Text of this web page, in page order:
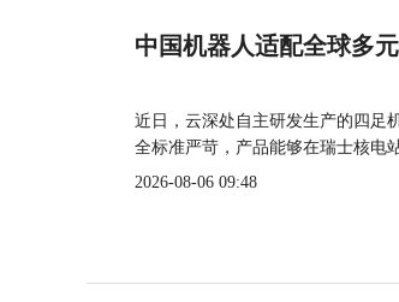
中国机器人适配全球多
近日，云深处自主研发生产的四足
全标准严苛，产品能够在瑞士核电
2026-08-06 09:48